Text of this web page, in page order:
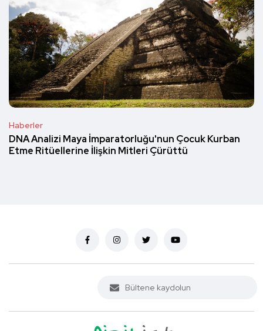
Haberler
DNA Analizi Maya İmparatorluğu'nun Çocuk Kurban
Etme Ritüellerine İlişkin Mitleri Çürüttü